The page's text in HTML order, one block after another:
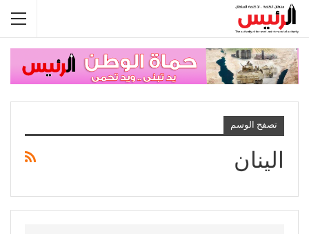
تصفح الوسم
الينان